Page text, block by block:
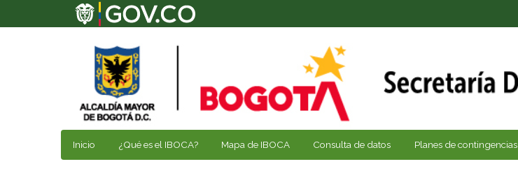
Inicio ¿Qué es el IBOCA? Mapa de IBOCA Consulta de datos Planes de contingencias